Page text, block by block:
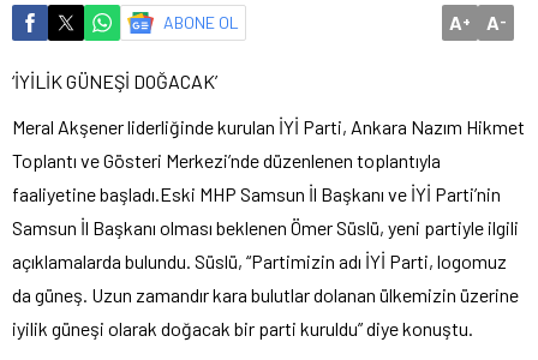
ABONE OL A+ A-
‘İYİLİK GÜNEŞİ DOĞACAK’
Meral Akşener liderliğinde kurulan İYİ Parti, Ankara Nazım Hikmet
Toplantı ve Gösteri Merkezi’nde düzenlenen toplantıyla
faaliyetine başladı.Eski MHP Samsun İl Başkanı ve İYİ Parti’nin
Samsun İl Başkanı olması beklenen Ömer Süslü, yeni partiyle ilgili
açıklamalarda bulundu. Süslü, “Partimizin adı İYİ Parti, logomuz
da güneş. Uzun zamandır kara bulutlar dolanan ülkemizin üzerine
iyilik güneşi olarak doğacak bir parti kuruldu” diye konuştu.